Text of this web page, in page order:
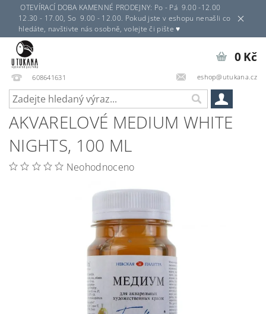
OTEVÍRACÍ DOBA KAMENNÉ PRODEJNY: Po - Pá 9.00 -12.00
12.30 - 17.00, So 9.00 - 12.00. Pokud jste v eshopu nenašli co
hledáte, navštivte nás osobně, volejte či pište ♥
608641631 eshop@utukana.cz
0 Kč
AKVARELOVÉ MEDIUM WHITE
NIGHTS, 100 ML
Neohodnoceno